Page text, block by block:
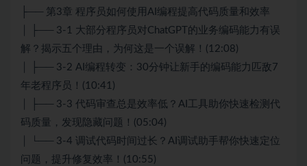
├── 第3章 程序员如何使用AI编程提高代码质量和效率
│ ├── 3-1 大部分程序员对ChatGPT的业务编码能力有误
解？揭示五个理由，为何这是一个误解！(12:08)
│ ├── 3-2 AI编程转变：30分钟让新手的编码能力匹敌7
年老程序员！(10:41)
│ ├── 3-3 代码审查总是效率低？AI工具助你快速检测代
码质量，发现隐藏问题！(05:04)
│ └── 3-4 调试代码时间过长？AI调试助手帮你快速定位
问题，提升修复效率！(10:55)